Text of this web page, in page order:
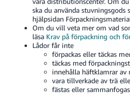
ska du använda
hjälpsidan
Om du vill veta mer om vad
läsa Krav på förpackning och
Lådor får inte
förpackas eller täckas
täckas med
innehålla häftklamrar av
vara tillverkade av trä
fästas eller